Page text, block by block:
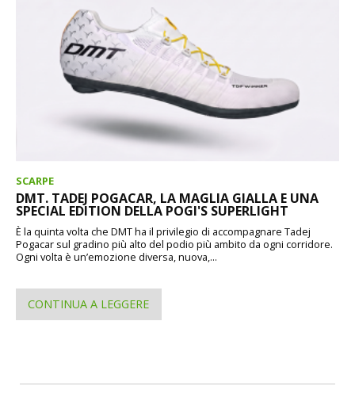
SCARPE
DMT. TADEJ POGACAR, LA MAGLIA GIALLA E UNA
SPECIAL EDITION DELLA POGI'S SUPERLIGHT
È la quinta volta che DMT ha il privilegio di accompagnare Tadej
Pogacar sul gradino più alto del podio più ambito da ogni corridore.
Ogni volta è un’emozione diversa, nuova,...
CONTINUA A LEGGERE